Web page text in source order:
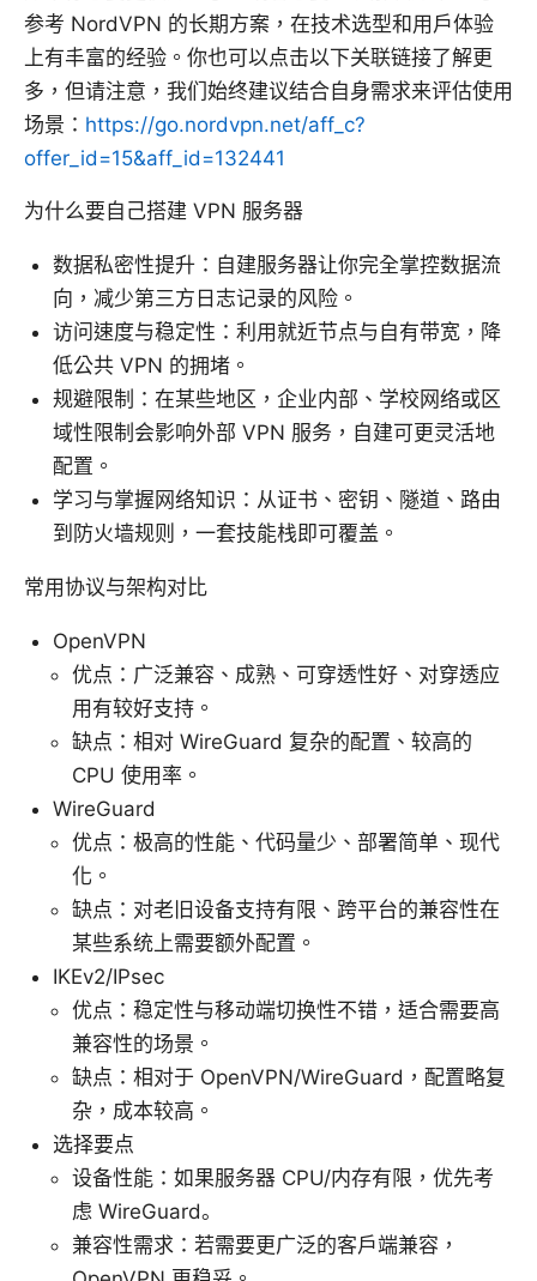
参考 NordVPN 的长期方案，在技术选型和用户体验
上有丰富的经验。你也可以点击以下关联链接了解更
多，但请注意，我们始终建议结合自身需求来评估使用
场景： https://go.nordvpn.net/aff_c?
offer_id=15&aff_id=132441
为什么要自己搭建 VPN 服务器
数据私密性提升：自建服务器让你完全掌控数据流
向，减少第三方日志记录的风险。
访问速度与稳定性：利用就近节点与自有带宽，降
低公共 VPN 的拥堵。
规避限制：在某些地区，企业内部、学校网络或区
域性限制会影响外部 VPN 服务，自建可更灵活地
配置。
学习与掌握网络知识：从证书、密钥、隧道、路由
到防火墙规则，一套技能栈即可覆盖。
常用协议与架构对比
OpenVPN
优点：广泛兼容、成熟、可穿透性好、对穿透应
用有较好支持。
缺点：相对 WireGuard 复杂的配置、较高的
CPU 使用率。
WireGuard
优点：极高的性能、代码量少、部署简单、现代
化。
缺点：对老旧设备支持有限、跨平台的兼容性在
某些系统上需要额外配置。
IKEv2/IPsec
优点：稳定性与移动端切换性不错，适合需要高
兼容性的场景。
缺点：相对于 OpenVPN/WireGuard，配置略复
杂，成本较高。
选择要点
设备性能：如果服务器 CPU/内存有限，优先考
虑 WireGuard。
兼容性需求：若需要更广泛的客户端兼容，